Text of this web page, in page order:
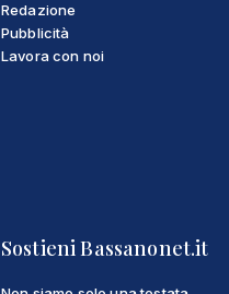
Redazione
Pubblicità
Lavora con noi
Sostieni Bassanonet.it